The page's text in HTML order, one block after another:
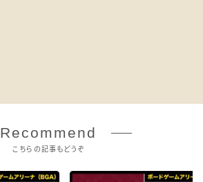
Recommend
こちらの記事もどうぞ